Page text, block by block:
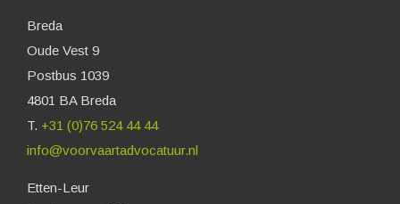
Breda
Oude Vest 9
Postbus 1039
4801 BA Breda
T. +31 (0)76 524 44 44
info@voorvaartadvocatuur.nl
Etten-Leur